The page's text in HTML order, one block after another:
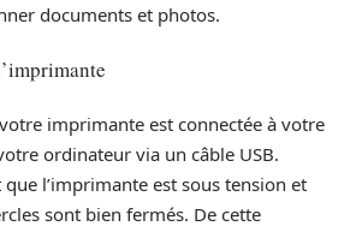
documents et photos.
imprimante est connectée à votre
ordinateur via un câble USB.
l’imprimante est sous tension et
sont bien fermés. De cette